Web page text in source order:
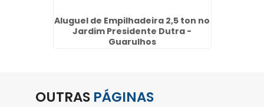
Aluguel de Empilhadeira 2,5 ton no
Jardim Presidente Dutra -
Guarulhos
OUTRAS PÁGINAS